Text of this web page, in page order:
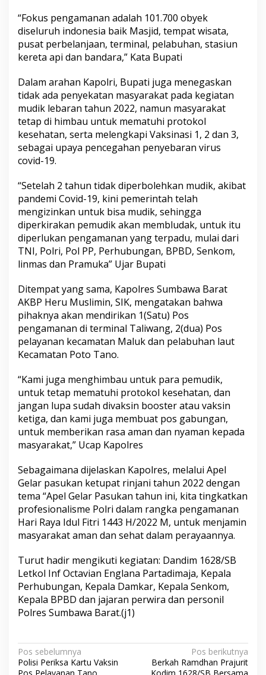
“Fokus pengamanan adalah 101.700 obyek
diseluruh indonesia baik Masjid, tempat wisata,
pusat perbelanjaan, terminal, pelabuhan, stasiun
kereta api dan bandara,” Kata Bupati
Dalam arahan Kapolri, Bupati juga menegaskan
tidak ada penyekatan masyarakat pada kegiatan
mudik lebaran tahun 2022, namun masyarakat
tetap di himbau untuk mematuhi protokol
kesehatan, serta melengkapi Vaksinasi 1, 2 dan 3,
sebagai upaya pencegahan penyebaran virus
covid-19.
“Setelah 2 tahun tidak diperbolehkan mudik, akibat
pandemi Covid-19, kini pemerintah telah
mengizinkan untuk bisa mudik, sehingga
diperkirakan pemudik akan membludak, untuk itu
diperlukan pengamanan yang terpadu, mulai dari
TNI, Polri, Pol PP, Perhubungan, BPBD, Senkom,
linmas dan Pramuka” Ujar Bupati
Ditempat yang sama, Kapolres Sumbawa Barat
AKBP Heru Muslimin, SIK, mengatakan bahwa
pihaknya akan mendirikan 1(Satu) Pos
pengamanan di terminal Taliwang, 2(dua) Pos
pelayanan kecamatan Maluk dan pelabuhan laut
Kecamatan Poto Tano.
“Kami juga menghimbau untuk para pemudik,
untuk tetap mematuhi protokol kesehatan, dan
jangan lupa sudah divaksin booster atau vaksin
ketiga, dan kami juga membuat pos gabungan,
untuk memberikan rasa aman dan nyaman kepada
masyarakat,” Ucap Kapolres
Sebagaimana dijelaskan Kapolres, melalui Apel
Gelar pasukan ketupat rinjani tahun 2022 dengan
tema “Apel Gelar Pasukan tahun ini, kita tingkatkan
profesionalisme Polri dalam rangka pengamanan
Hari Raya Idul Fitri 1443 H/2022 M, untuk menjamin
masyarakat aman dan sehat dalam perayaannya.
Turut hadir mengikuti kegiatan: Dandim 1628/SB
Letkol Inf Octavian Englana Partadimaja, Kepala
Perhubungan, Kepala Damkar, Kepala Senkom,
Kepala BPBD dan jajaran perwira dan personil
Polres Sumbawa Barat.(j1)
N
Pos sebelumnya
Polisi Periksa Kartu Vaksin
Pos berikutnya
Berkah Ramdhan Prajurit